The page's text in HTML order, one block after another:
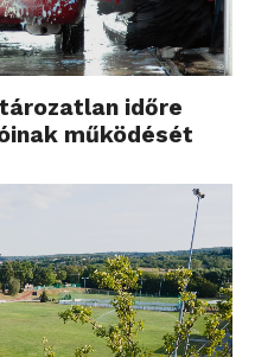
időre
működését